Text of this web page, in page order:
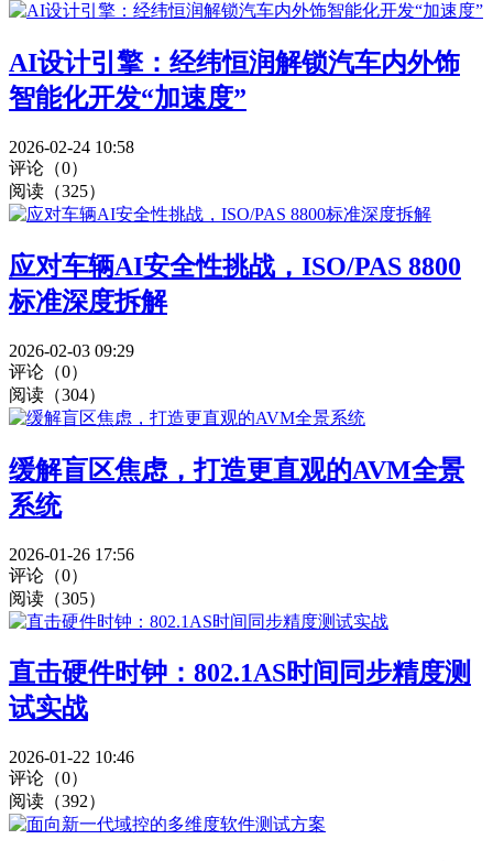
AI设计引擎：经纬恒润解锁汽车内外饰
智能化开发“加速度”
2026-02-24 10:58
评论（0）
阅读（325）
应对车辆AI安全性挑战，ISO/PAS 8800
标准深度拆解
2026-02-03 09:29
评论（0）
阅读（304）
缓解盲区焦虑，打造更直观的AVM全景
系统
2026-01-26 17:56
评论（0）
阅读（305）
直击硬件时钟：802.1AS时间同步精度测
试实战
2026-01-22 10:46
评论（0）
阅读（392）